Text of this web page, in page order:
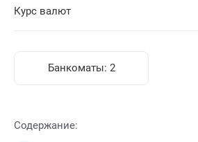
Курс валют
Банкоматы: 2
Содержание: